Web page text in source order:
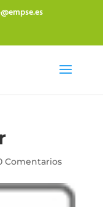
Comentarios